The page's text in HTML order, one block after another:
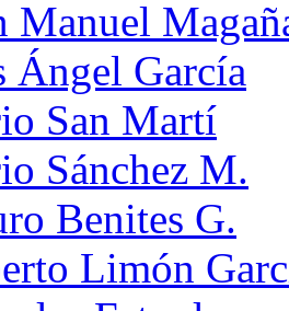
Manuel
Ángel García
San Martí
Sánchez M.
Benites G.
Limón